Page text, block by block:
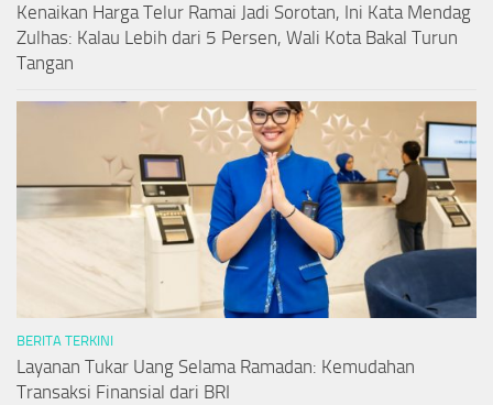
Kenaikan Harga Telur Ramai Jadi Sorotan, Ini Kata Mendag
Zulhas: Kalau Lebih dari 5 Persen, Wali Kota Bakal Turun
Tangan
BERITA TERKINI
Layanan Tukar Uang Selama Ramadan: Kemudahan
Transaksi Finansial dari BRI